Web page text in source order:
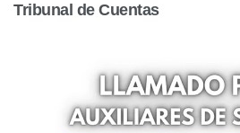
Tribunal de Cuentas